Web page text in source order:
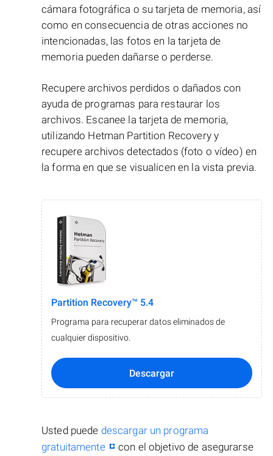
cámara fotográfica o su tarjeta de memoria, así
como en consecuencia de otras acciones no
intencionadas, las fotos en la tarjeta de
memoria pueden dañarse o perderse.
Recupere archivos perdidos o dañados con
ayuda de programas para restaurar los
archivos. Escanee la tarjeta de memoria,
utilizando Hetman Partition Recovery y
recupere archivos detectados (foto o vídeo) en
la forma en que se visualicen en la vista previa.
Partition Recovery™ 5.4
Programa para recuperar datos eliminados de
cualquier dispositivo.
Descargar
Usted puede descargar un programa
gratuitamente
con el objetivo de asegurarse